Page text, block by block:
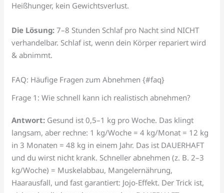
Heißhunger, kein Gewichtsverlust.
Die Lösung: 7–8 Stunden Schlaf pro Nacht sind NICHT
verhandelbar. Schlaf ist, wenn dein Körper repariert wird
& abnimmt.
FAQ: Häufige Fragen zum Abnehmen {#faq}
Frage 1: Wie schnell kann ich realistisch abnehmen?
Antwort: Gesund ist 0,5–1 kg pro Woche. Das klingt
langsam, aber rechne: 1 kg/Woche = 4 kg/Monat = 12 kg
in 3 Monaten = 48 kg in einem Jahr. Das ist DAUERHAFT
und du wirst nicht krank. Schneller abnehmen (z. B. 2–3
kg/Woche) = Muskelabbau, Mangelernährung,
Haarausfall, und fast garantiert: Jojo-Effekt. Der Trick ist,